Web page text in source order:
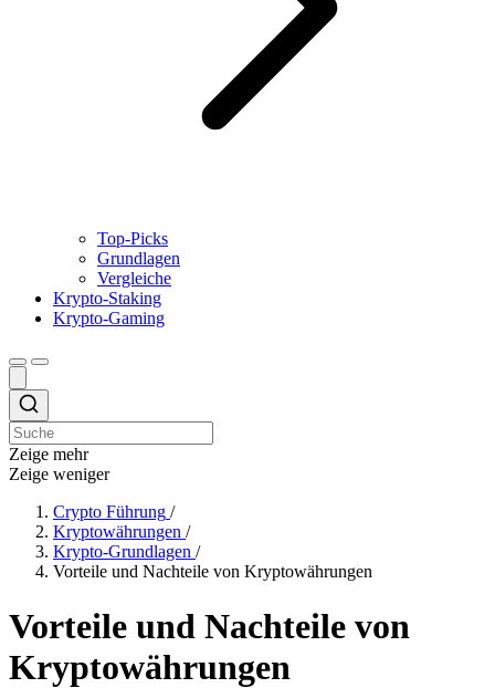
Top-Picks
Grundlagen
Vergleiche
Krypto-Staking
Krypto-Gaming
Zeige mehr
Zeige weniger
Crypto Führung /
Kryptowährungen /
Krypto-Grundlagen /
Vorteile und Nachteile von Kryptowährungen
Vorteile und Nachteile von
Kryptowährungen